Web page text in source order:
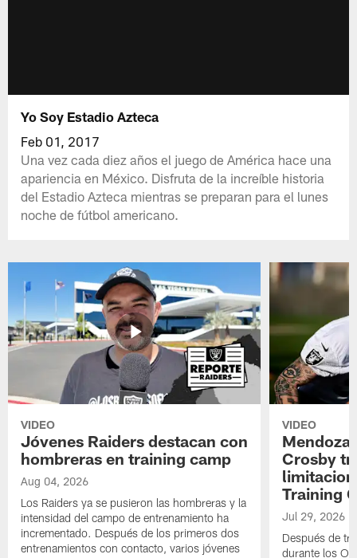
Yo Soy Estadio Azteca
Feb 01, 2017
Una vez cada diez años el juego de América hace una
apariencia en México. Disfruta de la increíble historia
del Estadio Azteca mientras se preparan para el lunes
noche de fútbol americano.
VIDEO
Jóvenes Raiders destacan con
hombreras en training camp
Aug 04, 2026
Los Raiders ya se pusieron las hombreras y la
intensidad del campo de entrenamiento ha
incrementado. Después de los primeros dos
entrenamientos con contacto, varios jóvenes
VIDEO
Mendoza
Crosby
Training
Jul 29, 2026
Después de
durante los